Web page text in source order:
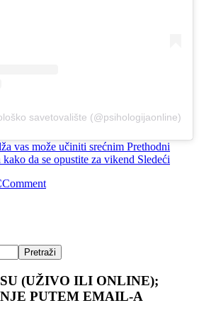
savetovalište (@psihologijaonline)
vas može učiniti srećnim Prethodni
da se opustite za vikend Sledeći
Pretraži
(UŽIVO ILI ONLINE);
PUTEM EMAIL-A